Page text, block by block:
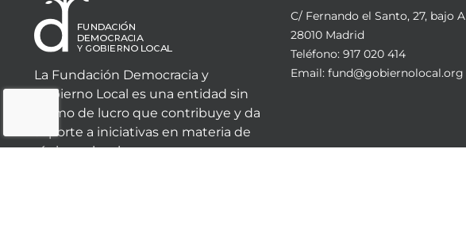
La Fundación Democracia y
Gobierno Local es una entidad sin
ánimo de lucro que contribuye y da
soporte a iniciativas en materia de
régimen local.
C/ Fernando el Santo, 27, bajo A
28010 Madrid
Teléfono: 917 020 414
Email: fund@gobiernolocal.org